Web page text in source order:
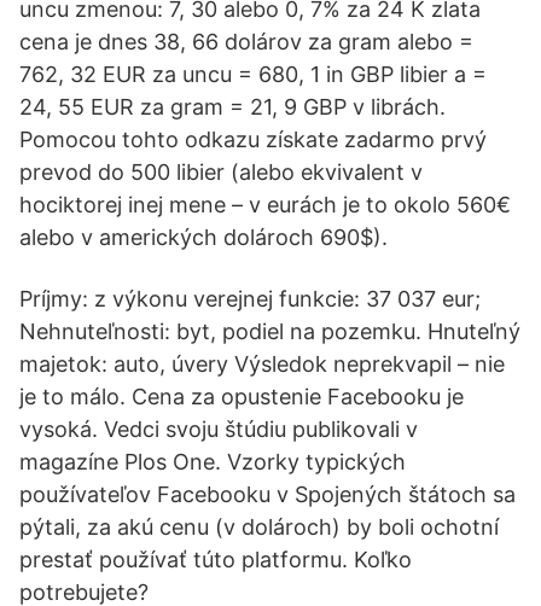
uncu zmenou: 7, 30 alebo 0, 7% za 24 K zlata
cena je dnes 38, 66 dolárov za gram alebo =
762, 32 EUR za uncu = 680, 1 in GBP libier a =
24, 55 EUR za gram = 21, 9 GBP v librách.
Pomocou tohto odkazu získate zadarmo prvý
prevod do 500 libier (alebo ekvivalent v
hociktorej inej mene – v eurách je to okolo 560€
alebo v amerických dolároch 690$).
Príjmy: z výkonu verejnej funkcie: 37 037 eur;
Nehnuteľnosti: byt, podiel na pozemku. Hnuteľný
majetok: auto, úvery Výsledok neprekvapil – nie
je to málo. Cena za opustenie Facebooku je
vysoká. Vedci svoju štúdiu publikovali v
magazíne Plos One. Vzorky typických
používateľov Facebooku v Spojených štátoch sa
pýtali, za akú cenu (v dolároch) by boli ochotní
prestať používať túto platformu. Koľko
potrebujete?